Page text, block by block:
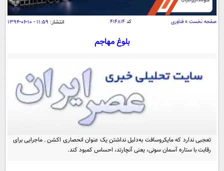
اقتصاد
اقتصادی
جامعه
حوادث
یک برش دانایی
سفر و تفریح
بین الملل
علم و دانش
علمی
گوناگون
صفحه نخست » فناوری کد ۴۱۴۸۱۴ انتشار: ۱۱:۵۹ - ۱۰-۰۶-۱۳۹۴
بلوغ مهاجم
تعجبی ندارد که مایکروسافت به‌دلیل نداشتن یک عنوان انحصاری اکشن ـ ماجرایی برای
رقابت با ستاره آسمان سونی، یعنی آنچارتد، احساس کمبود کند.